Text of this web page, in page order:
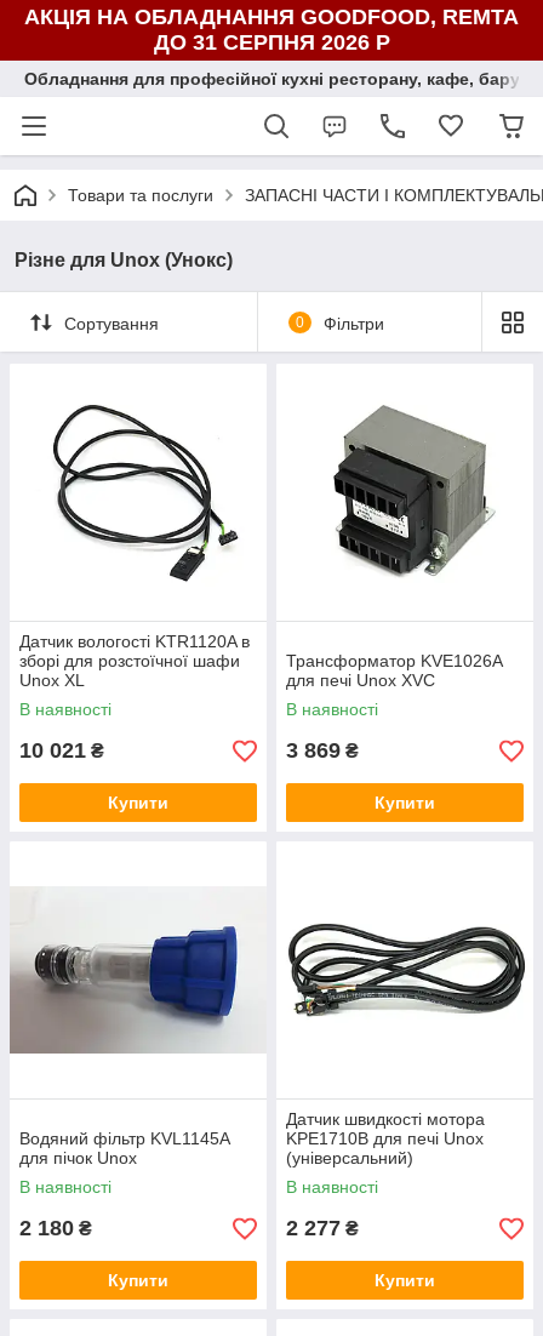
АКЦІЯ НА ОБЛАДНАННЯ GOODFOOD, REMTA
ДО 31 СЕРПНЯ 2026 Р
Обладнання для професійної кухні ресторану, кафе, бару,
Товари та послуги ЗАПАСНІ ЧАСТИ І
Різне для Unox (Унокс)
Сортування 0 Фільтри
Датчик вологості KTR1120A в
зборі для розстоїчної шафи
Unox XL
В наявності
10 021 ₴
Купити
Трансформатор KVE1026A
для печі Unox XVC
В наявності
3 869 ₴
Купити
Водяний фільтр KVL1145A
для пічок Unox
В наявності
2 180 ₴
Купити
Датчик швидкості мотора
KPE1710B для печі Unox
(універсальний)
В наявності
2 277 ₴
Купити